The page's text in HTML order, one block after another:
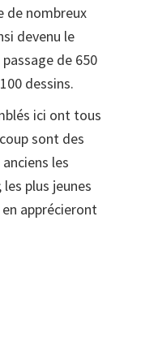
de nombreux
devenu le
de 650
dessins.
ici ont tous
sont des
les
plus jeunes
apprécieront